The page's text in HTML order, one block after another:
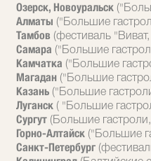
Озерск, Новоуральск
Алматы ("Большие
Тамбов (фестиваль "Виват,
Самара ("Большие
Камчатка ("Большие
Магадан ("Большие
Казань ("Большие
Луганск ( "Большие
Сургут (Большие
Горно-Алтайск ("Большие
Санкт-Петербург